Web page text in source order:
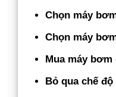
Chọn máy
Chọn máy
Mua máy
Bỏ qua chế